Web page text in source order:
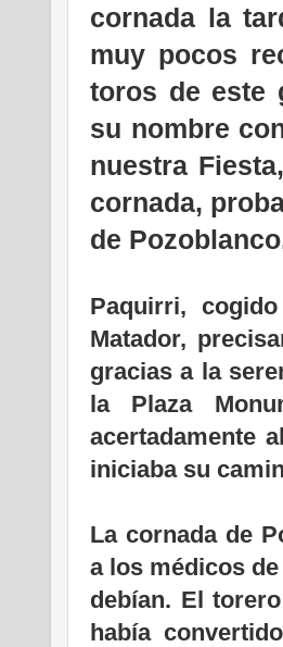
cornada la
muy pocos
toros de este
su nombre
nuestra
cornada,
de
Paquirri,
Matador,
gracias a la
la Plaza
acertadamente
iniciaba su
La cornada de
a los médicos
debían. El
había